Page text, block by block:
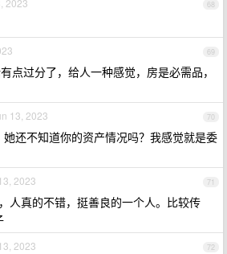
68
2023
69
点过分了，给人一种感觉，房是必需品，
70
13, 2023
还不知道你的资产情况吗？我感觉就是委
71
2023
人真的不错，挺善良的一个人。比较传
72
2023